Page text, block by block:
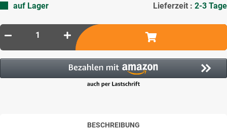
auf Lager Lieferzeit : 2-3 Tage
BESCHREIBUNG